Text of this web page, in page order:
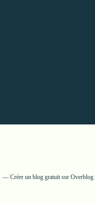
Créer un blog gratuit sur Overblog